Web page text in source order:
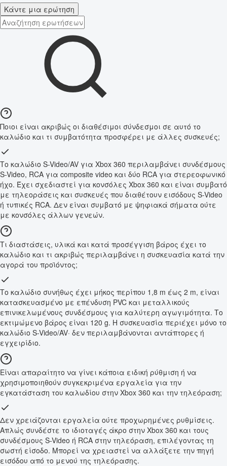
Κάντε μια ερώτηση
Ποιοι είναι ακριβώς οι διαθέσιμοι σύνδεσμοι σε αυτό το
καλώδιο και τι συμβατότητα προσφέρει με άλλες συσκευές;
Το καλώδιο S-Video/AV για Xbox 360 περιλαμβάνει συνδέσμους
S-Video, RCA για composite video και δύο RCA για στερεοφωνικό
ήχο. Έχει σχεδιαστεί για κονσόλες Xbox 360 και είναι συμβατό
με τηλεοράσεις και συσκευές που διαθέτουν εισόδους S-Video
ή τυπικές RCA. Δεν είναι συμβατό με ψηφιακά σήματα ούτε
με κονσόλες άλλων γενεών.
Τι διαστάσεις, υλικά και κατά προσέγγιση βάρος έχει το
καλώδιο και τι ακριβώς περιλαμβάνει η συσκευασία κατά την
αγορά του προϊόντος;
Το καλώδιο συνήθως έχει μήκος περίπου 1,8 m έως 2 m, είναι
κατασκευασμένο με επένδυση PVC και μεταλλικούς
επινικελωμένους συνδέσμους για καλύτερη αγωγιμότητα. Το
εκτιμώμενο βάρος είναι 120 g. Η συσκευασία περιέχει μόνο το
καλώδιο S-Video/AV· δεν περιλαμβάνονται αντάπτορες ή
εγχειρίδιο.
Είναι απαραίτητο να γίνει κάποια ειδική ρύθμιση ή να
χρησιμοποιηθούν συγκεκριμένα εργαλεία για την
εγκατάσταση του καλωδίου στην Xbox 360 και την τηλεόραση;
Δεν χρειάζονται εργαλεία ούτε προχωρημένες ρυθμίσεις.
Απλώς συνδέστε το ιδιοταγές άκρο στην Xbox 360 και τους
συνδέσμους S-Video ή RCA στην τηλεόραση, επιλέγοντας τη
σωστή είσοδο. Μπορεί να χρειαστεί να αλλάξετε την πηγή
εισόδου από το μενού της τηλεόρασης.